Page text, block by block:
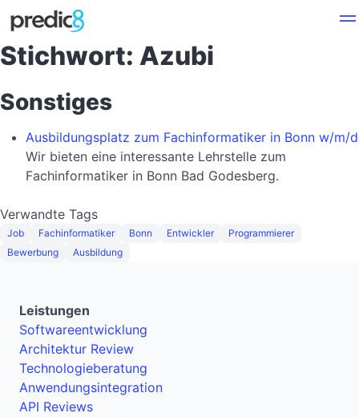
Stichwort: Azubi
Sonstiges
Ausbildungsplatz zum Fachinformatiker in Bonn w/m/d
Wir bieten eine interessante Lehrstelle zum
Fachinformatiker in Bonn Bad Godesberg.
Verwandte Tags
Job Fachinformatiker Bonn Entwickler
Programmierer
Bewerbung
Ausbildung
Leistungen
Softwareentwicklung
Architektur Review
Technologieberatung
Anwendungsintegration
API Reviews